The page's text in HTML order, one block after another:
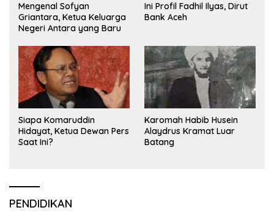
Mengenal Sofyan
Griantara, Ketua Keluarga
Negeri Antara yang Baru
Ini Profil Fadhil Ilyas, Dirut
Bank Aceh
Siapa Komaruddin
Hidayat, Ketua Dewan Pers
Saat Ini?
Karomah Habib Husein
Alaydrus Kramat Luar
Batang
PENDIDIKAN